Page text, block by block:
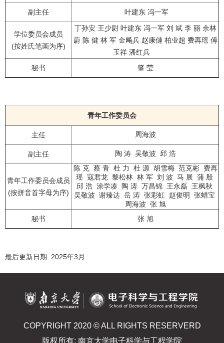
副主任 叶建东 冯一军
学位委员会成员
(按姓氏笔画为序)
丁孙安 王少尉 叶建东 冯一军 刘 斌 李 丽 余林
蔚 陈 健 林 军 金飚兵 赵康僆 柏业超 费再瑶 傅
玉祥 潘红兵
秘书
肇 莹
青年工作委员会
主任 周海波
副主任 陶 涛 吴敬波 邱 浩
青年工作委员会成员
(按拼音首字母为序)
陈 克 蔡 青 杜 力 杜 源 胡雪梅 范克彬 费再
瑶 寇君龙 黎松林 林 军 刘 波 马 展 蒲 殷
邱 浩 涂学凑 陶 涛 万昌锦 王永磊 王枫秋
吴敬波 谢臻达 岳 涛 张彩虹 赵俊明 张蜡宝
周海波 张 旭
秘书
张 旭
最后更新日期: 2025年3月
COPYRIGHT 2020 © ALL RIGHTS RESERVERD
版权所有: 南京大学电子科学与工程学院